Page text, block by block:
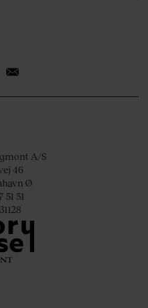
A/S
46
Ø
51